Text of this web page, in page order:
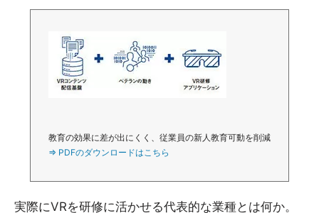
教育の効果に差が出にくく、従業員の新人教育可動を削減
⇒ PDFのダウンロードはこちら
実際にVRを研修に活かせる代表的な業種とは何か。